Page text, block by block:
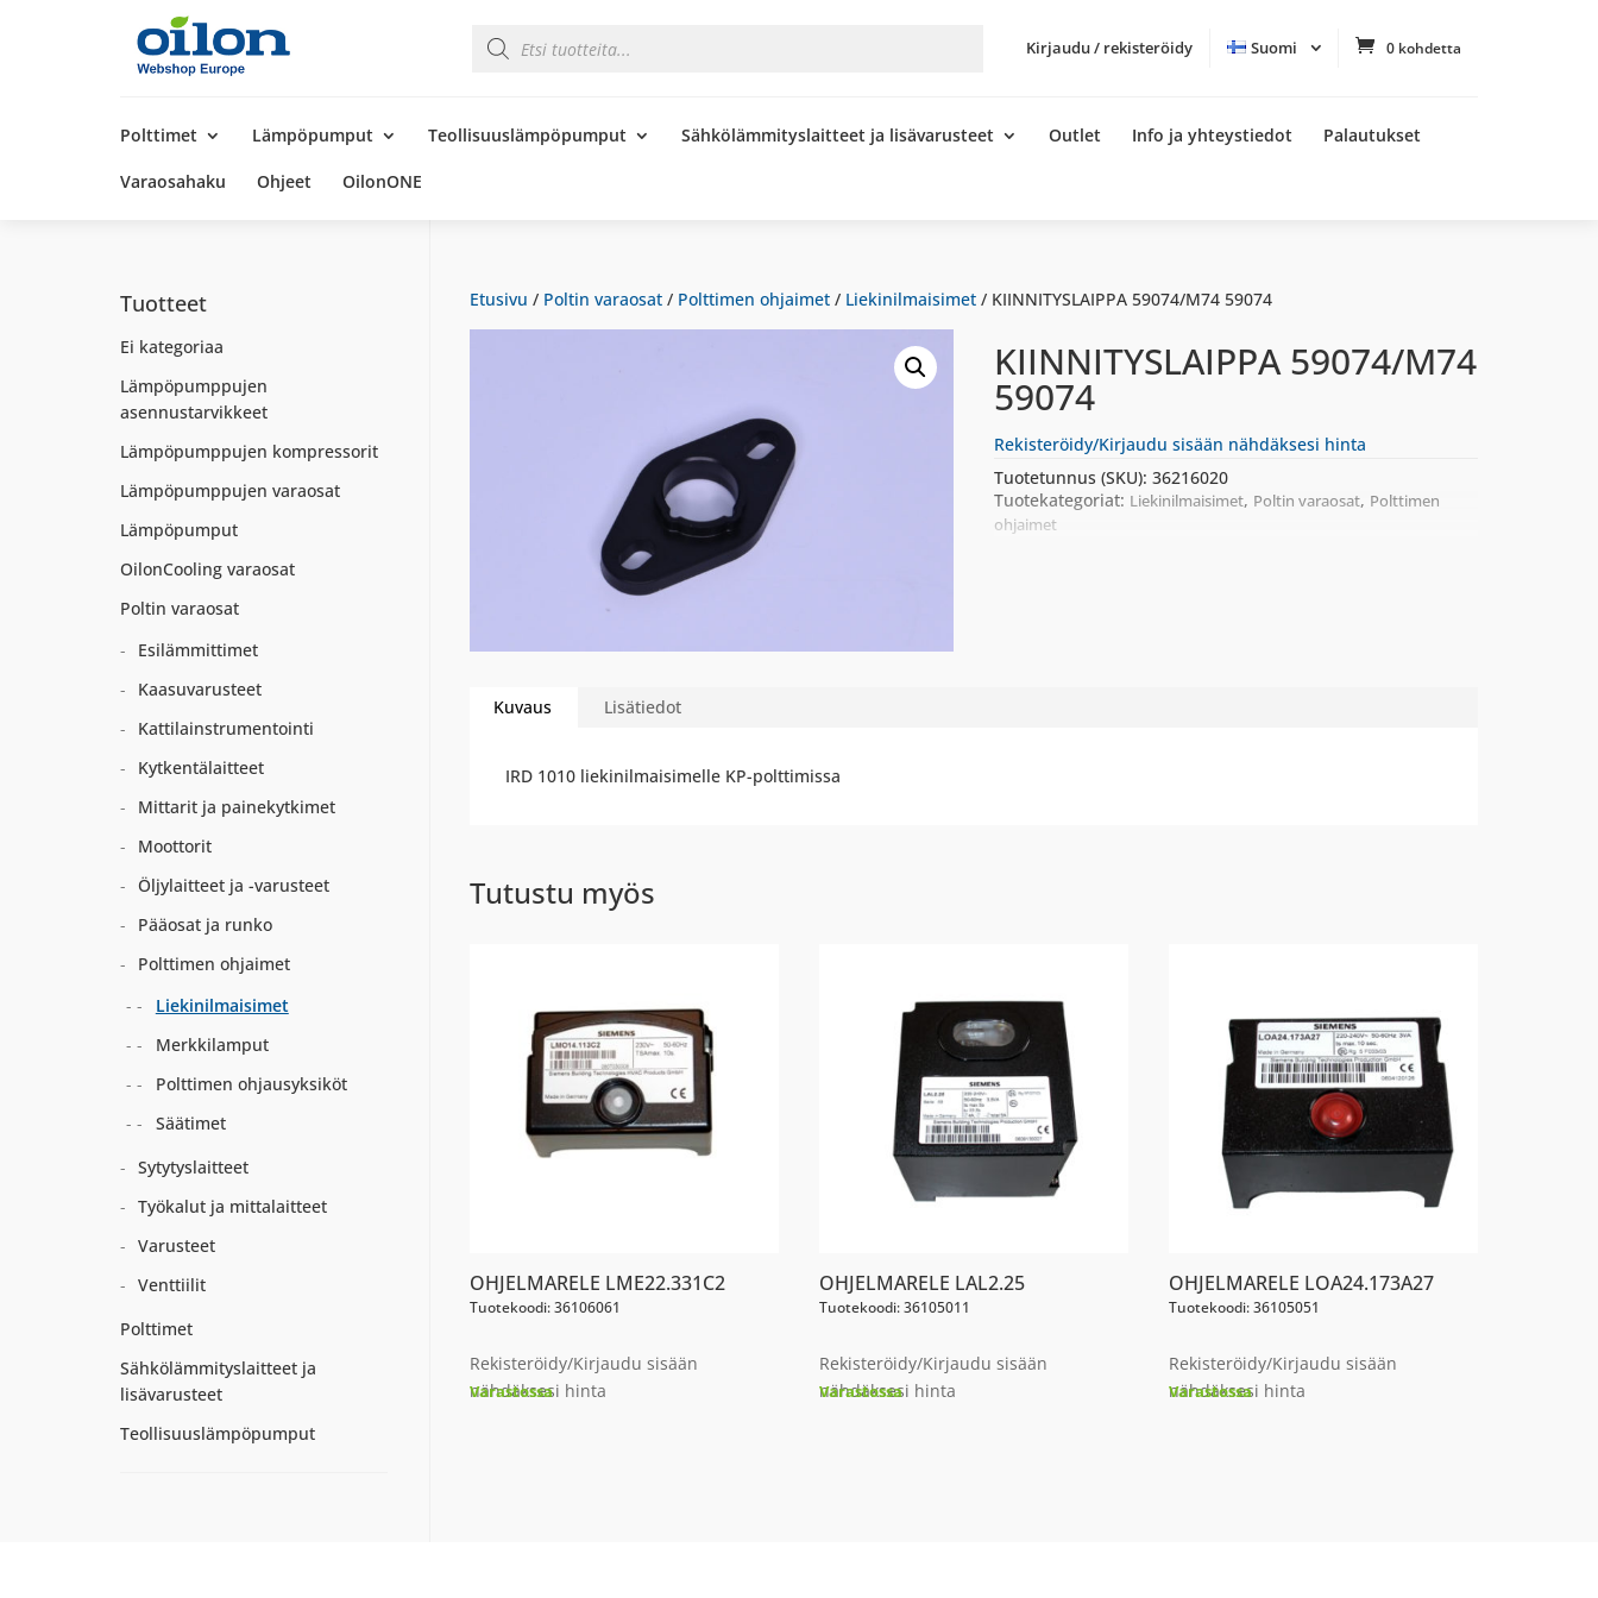
Kirjaudu / rekisteröidy Suomi 0 kohdetta
search
Polttimet Lämpöpumput Teollisuuslämpöpumput Sähkölämmityslaitteet ja lisävarusteet Outlet Info ja yhteystiedot Palautukset
Varaosahaku Ohjeet OilonONE
Etusivu / Poltin varaosat/ Polttimen ohjaimet/ Liekinilmaisimet/ KIINNITYSLAIPPA 59074/M74 59074
KIINNITYSLAIPPA 59074/M74
59074
Rekisteröidy/Kirjaudu sisään nähdäksesi hinta
Tuotetunnus (SKU):36216020
Tuotekategoriat: Liekinilmaisimet, Poltin varaosat, Polttimen
ohjaimet
Kuvaus Lisätiedot
IRD 1010 liekinilmaisimelle KP-polttimissa
Tutustu myös
OHJELMARELE LME22.331C2
Tuotekoodi: 36106061
Rekisteröidy/Kirjaudu sisään
nähdäksesi hinta
Varastossa
OHJELMARELE LAL2.25
Tuotekoodi: 36105011
Rekisteröidy/Kirjaudu sisään
nähdäksesi hinta
Varastossa
OHJELMARELE LOA24.173A27
Tuotekoodi: 36105051
Rekisteröidy/Kirjaudu sisään
nähdäksesi hinta
Varastossa
Tuotteet
Ei kategoriaa
Lämpöpumppujen
asennustarvikkeet
Lämpöpumppujen kompressorit
Lämpöpumppujen varaosat
Lämpöpumput
OilonCooling varaosat
Poltin varaosat
Esilämmittimet
Kaasuvarusteet
Kattilainstrumentointi
Kytkentälaitteet
Mittarit ja painekytkimet
Moottorit
Öljylaitteet ja -varusteet
Pääosat ja runko
Polttimen ohjaimet
Liekinilmaisimet
Merkkilamput
Polttimen ohjausyksiköt
Säätimet
Sytytyslaitteet
Työkalut ja mittalaitteet
Varusteet
Venttiilit
Polttimet
Sähkölämmityslaitteet ja
lisävarusteet
Teollisuuslämpöpumput